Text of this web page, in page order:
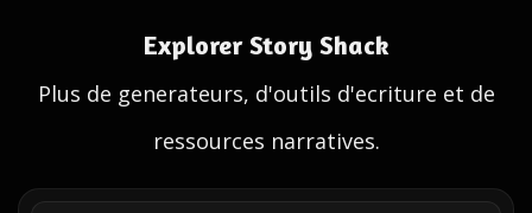
Explorer Story Shack
Plus de generateurs, d'outils d'ecriture et de
ressources narratives.